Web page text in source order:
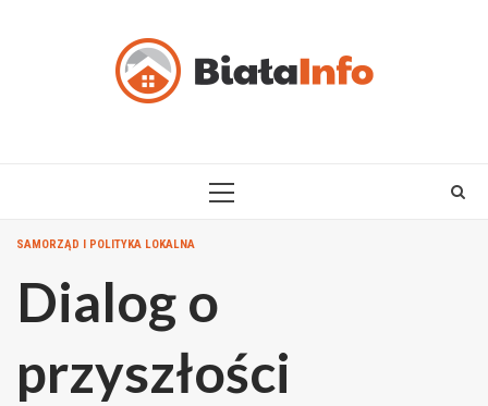
PRIMARY
SAMORZĄD I POLITYKA LOKALNA
Dialog o
przyszłości